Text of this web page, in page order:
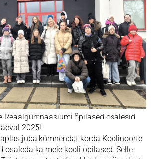
Reaalgümnaasiumi õpilased osalesid
2025!
juba kümnendat korda Koolinoorte
osaleda ka meie kooli õpilased. Selle